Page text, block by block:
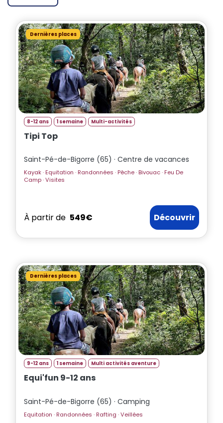
Dernières places
8-12 ans 1 semaine Multi-activités
Tipi Top
Saint-Pé-de-Bigorre (65) · Centre de vacances
Kayak · Equitation · Randonnées · Pêche · Bivouac · Feu De
Camp · Visites
À partir de 549€ Découvrir
Dernières places
9-12 ans 1 semaine Multi activités aventure
Equi'fun 9-12 ans
Saint-Pé-de-Bigorre (65) · Camping
Equitation · Randonnées · Rafting · Veillées
Bonjour ! 👋 Je suis l'assistant Totemia.
Posez-moi vos questions sur nos
séjours !